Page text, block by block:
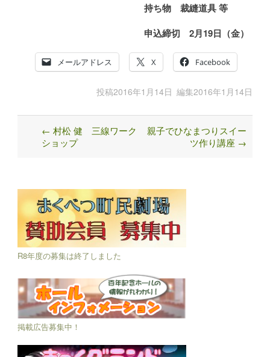
持ち物 裁縫道具等
申込締切
2月19日（金）
メールアドレス X Facebook
投稿2016年1月14日 編集2016年1月14日
Post
navigation
← 村松 健 三線ワーク
ショップ
親子でひなまつりスイー
ツ作り講座 →
R8年度の募集は終了しました
掲載広告募集中！